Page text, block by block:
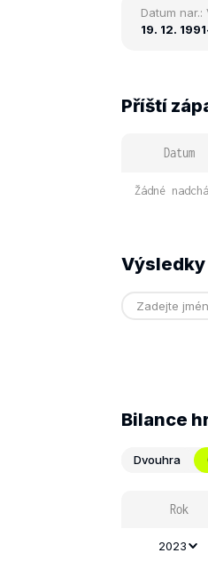
Datum nar.:
19. 12. 1991
Příští
Datum
Žádné
Bilance
Dvouhra
Rok
2023